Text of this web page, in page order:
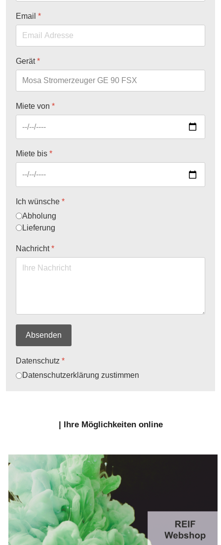
Email *
Gerät*
Miete von *
Miete bis *
Ich wünsche *
Abholung
Lieferung
Nachricht*
Absenden
Datenschutz *
Datenschutzerklärung zustimmen
| Ihre Möglichkeiten online